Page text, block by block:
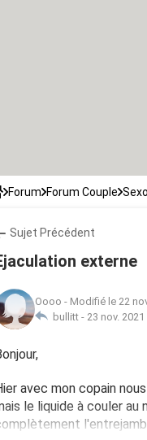
Forum Forum Couple Sexo
Sujet Précédent
externe
Oooo - Modifié le 22
bullitt - 23 nov. 2021
avec mon copain
le liquide à couler au